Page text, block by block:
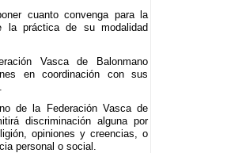
cuanto convenga para la
la práctica de su modalidad
Vasca de Balonmano
en coordinación con sus
de la Federación Vasca de
discriminación alguna por
opiniones y creencias, o
personal o social.